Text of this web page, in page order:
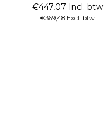
€447,07 Incl. btw
€369,48 Excl. btw